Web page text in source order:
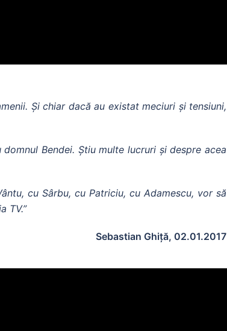
Și chiar dacă au existat meciuri și tensiuni,
Bendei. Știu multe lucruri și despre acea
cu Sârbu, cu Patriciu, cu Adamescu, vor să
TV.”
Sebastian Ghiță, 02.01.2017